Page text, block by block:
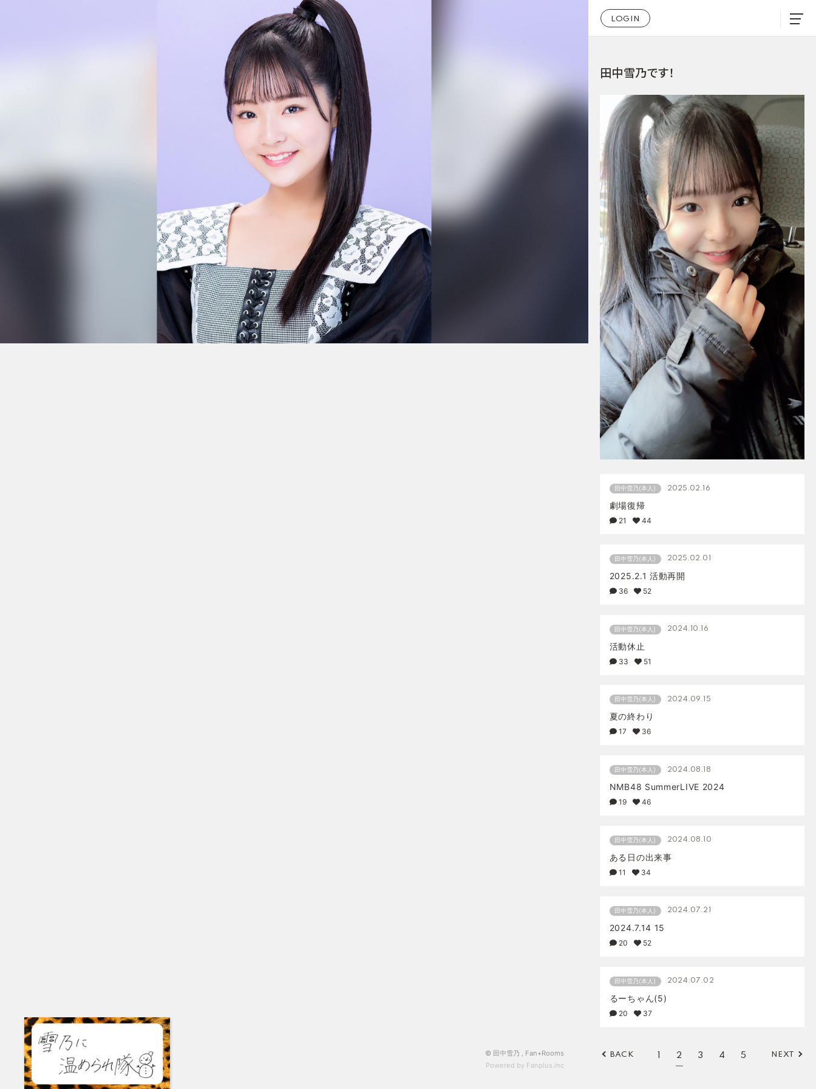
© 田中雪乃 , Fan+Rooms
Powered by Fanplus.inc
LOGIN
田中雪乃です！
田中雪乃(本人) 2025.02.16
劇場復帰
21 44
田中雪乃(本人) 2025.02.01
2025.2.1 活動再開
36 52
田中雪乃(本人) 2024.10.16
活動休止
33 51
田中雪乃(本人) 2024.09.15
夏の終わり
17 36
田中雪乃(本人) 2024.08.18
NMB48 SummerLIVE 2024
19 46
田中雪乃(本人) 2024.08.10
ある日の出来事
11 34
田中雪乃(本人) 2024.07.21
2024.7.14 15
20 52
田中雪乃(本人) 2024.07.02
るーちゃん(5)
20 37
BACK 2 3 4 5 NEXT